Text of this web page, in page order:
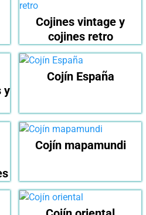
Cojines vintage y
cojines retro
y
Cojín España
Cojín mapamundi